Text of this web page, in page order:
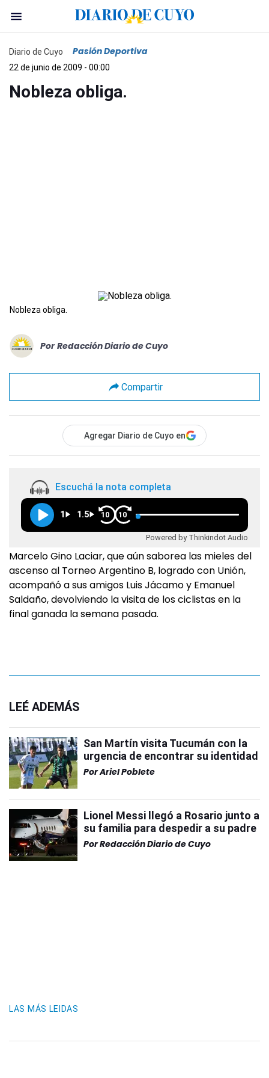
Diario de Cuyo Pasión Deportiva
22 de junio de 2009 - 00:00
Nobleza obliga.
Nobleza obliga.
Por Redacción Diario de Cuyo
Compartir
Agregar Diario de Cuyo en
Escuchá la nota completa
1 1.5 10 10
Powered by Thinkindot Audio
Marcelo Gino Laciar, que aún saborea las mieles del
ascenso al Torneo Argentino B, logrado con Unión,
acompañó a sus amigos Luis Jácamo y Emanuel
Saldaño, devolviendo la visita de los ciclistas en la
final ganada la semana pasada.
LEÉ ADEMÁS
San Martín visita Tucumán con la
urgencia de encontrar su identidad
PorAriel Poblete
Lionel Messi llegó a Rosario junto a
su familia para despedir a su padre
PorRedacción Diario de Cuyo
LAS MÁS LEIDAS